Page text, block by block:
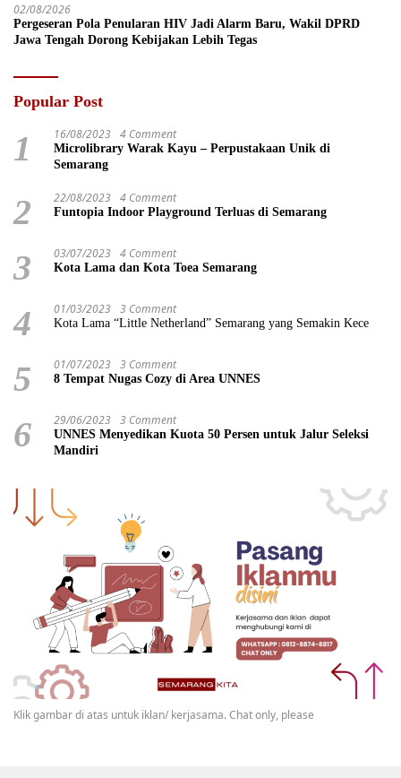
02/08/2026
Pergeseran Pola Penularan HIV Jadi Alarm Baru, Wakil DPRD
Jawa Tengah Dorong Kebijakan Lebih Tegas
Popular Post
1 16/08/2023 4 Comment
Microlibrary Warak Kayu – Perpustakaan Unik di
Semarang
2 22/08/2023 4 Comment
Funtopia Indoor Playground Terluas di Semarang
3 03/07/2023 4 Comment
Kota Lama dan Kota Toea Semarang
4 01/03/2023 3 Comment
Kota Lama “Little Netherland” Semarang yang Semakin Kece
5 01/07/2023 3 Comment
8 Tempat Nugas Cozy di Area UNNES
6 29/06/2023 3 Comment
UNNES Menyedikan Kuota 50 Persen untuk Jalur Seleksi
Mandiri
Klik gambar di atas untuk iklan/ kerjasama. Chat only, please